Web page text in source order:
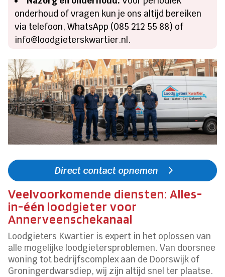
onderhoud of vragen kun je ons altijd bereiken
via telefoon, WhatsApp (085 212 55 88) of
info@loodgieterskwartier.nl.
Direct contact opnemen
Veelvoorkomende diensten: Alles-
in-één loodgieter voor
Annerveenschekanaal
Loodgieters Kwartier is expert in het oplossen van
alle mogelijke loodgietersproblemen. Van doorsnee
woning tot bedrijfscomplex aan de Doorswijk of
Groningerdwarsdiep, wij zijn altijd snel ter plaatse.